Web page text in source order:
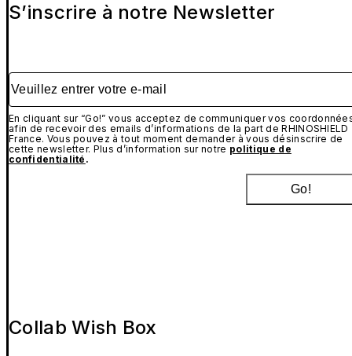
S’inscrire à notre Newsletter
Veuillez entrer votre e-mail
En cliquant sur “Go!” vous acceptez de communiquer vos
afin de recevoir des emails d’informations de la part de RHINOSHIELD
France. Vous pouvez à tout moment demander à vous désinscrire de
cette newsletter. Plus d’information sur notre politique de
confidentialité .
Go!
Collab Wish Box